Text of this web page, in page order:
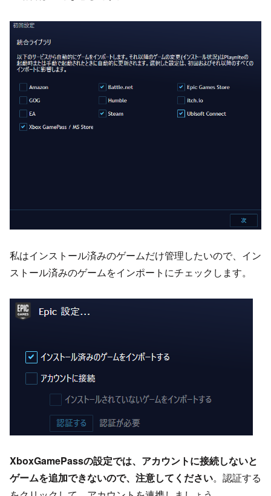
私はインストール済みのゲームだけ管理したいので、イン
ストール済みのゲームをインポートにチェックします。
XboxGamePassの設定では、アカウントに接続しないと
ゲームを追加できないので、注意してください。認証する